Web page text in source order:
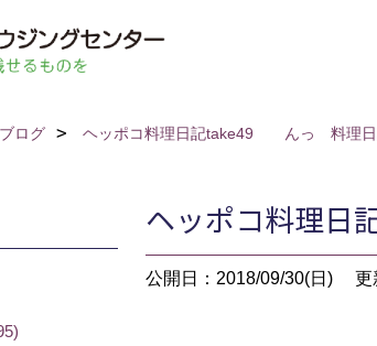
ログ ヘッポコ料理日記take49 んっ 料理日
ヘッポコ料理
公開日：2018/09/30(日) 更